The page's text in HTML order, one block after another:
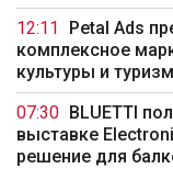
12:11
Petal Ads
комплексное
культуры и
07:30
BLUETTI
выставке
решение для